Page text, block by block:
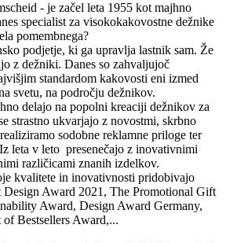
- je začel leta 1955 kot majhno
specialist za visokokakovostne dežnike
pomembnega?
podjetje, ki ga upravlja lastnik sam. Že
z dežniki. Danes so zahvaljujoč
standardom kakovosti eni izmed
svetu, na področju dežnikov.
delajo na popolni kreaciji dežnikov za
strastno ukvarjajo z novostmi, skrbno
sodobne reklamne priloge ter
leta v leto presenečajo z inovativnimi
različicami znanih izdelkov.
kvalitete in inovativnosti pridobivajo
Award 2021, The Promotional Gift
Award, Design Award Germany,
Bestsellers Award,...